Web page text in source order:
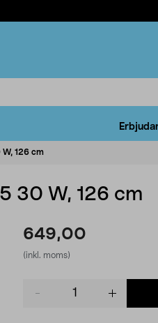
126 cm
30 W, 126 cm
649,00
(inkl. moms)